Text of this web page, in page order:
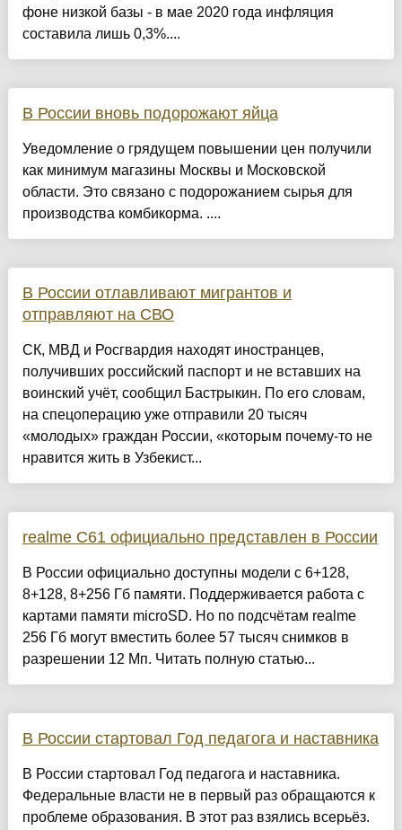
фоне низкой базы - в мае 2020 года инфляция
составила лишь 0,3%....
В России вновь подорожают яйца
Уведомление о грядущем повышении цен получили
как минимум магазины Москвы и Московской
области. Это связано с подорожанием сырья для
производства комбикорма. ....
В России отлавливают мигрантов и
отправляют на СВО
СК, МВД и Росгвардия находят иностранцев,
получивших российский паспорт и не вставших на
воинский учёт, сообщил Бастрыкин. По его словам,
на спецоперацию уже отправили 20 тысяч
«молодых» граждан России, «которым почему-то не
нравится жить в Узбекист...
realme C61 официально представлен в России
В России официально доступны модели с 6+128,
8+128, 8+256 Гб памяти. Поддерживается работа с
картами памяти microSD. Но по подсчётам realme
256 Гб могут вместить более 57 тысяч снимков в
разрешении 12 Мп. Читать полную статью...
В России стартовал Год педагога и наставника
В России стартовал Год педагога и наставника.
Федеральные власти не в первый раз обращаются к
проблеме образования. В этот раз взялись всерьёз.